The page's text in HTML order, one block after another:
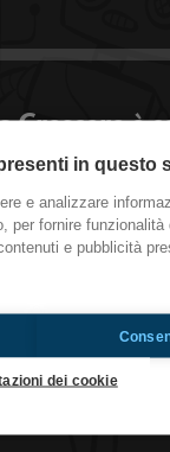
Crescere è
da piccoli
casa, vita
è molto più
sociali,
rispetto agli
una vita
le risposte…
in questo
e analizzare
per fornire
e pubblicità
dei cookie